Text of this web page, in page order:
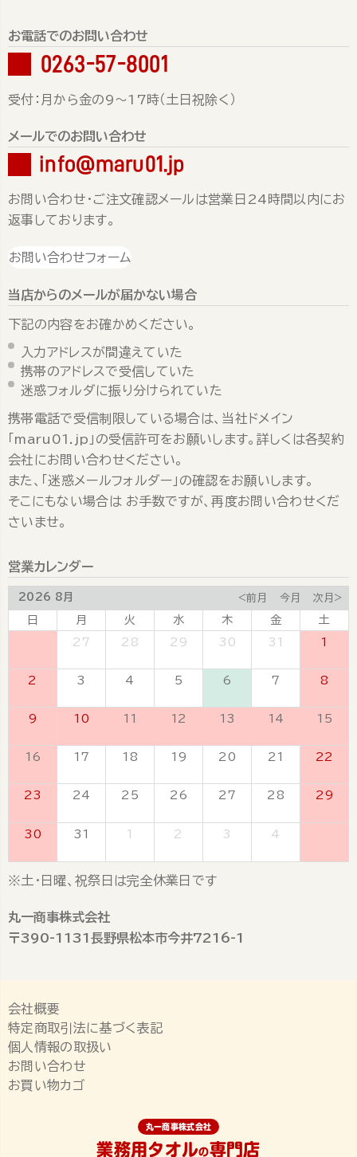
お電話でのお問い合わせ
0263-57-8001
受付：月から金の9～17時（土日祝除く）
メールでのお問い合わせ
info@maru01.jp
お問い合わせ・ご注文確認メールは営業日24時間以内にお
返事しております。
お問い合わせフォーム
当店からのメールが届かない場合
下記の内容をお確かめください。
入力アドレスが間違えていた
携帯のアドレスで受信していた
迷惑フォルダに振り分けられていた
携帯電話で受信制限している場合は、当社ドメイン
「maru01.jp」の受信許可をお願いします。詳しくは各契約
会社にお問い合わせください。
また、「迷惑メールフォルダー」の確認をお願いします。
そこにもない場合は お手数ですが、再度お問い合わせくだ
さいませ。
営業カレンダー
2026 8月 <前月 今月 次月>
日 月 火 水 木 金
土
27 28 29 30 31 1
2 3 4 5 6 7 8
9 10 11 12 13 14 15
16 17 18 19 20 21 22
23 24 25 26 27 28 29
30 31 1 2 3 4
※土・日曜、祝祭日は完全休業日です
丸一商事株式会社
〒390-1131長野県松本市今井7216-1
会社概要
特定商取引法に基づく表記
個人情報の取扱い
お問い合わせ
お買い物カゴ
丸一商事株式会社
業務用タオルの専門店